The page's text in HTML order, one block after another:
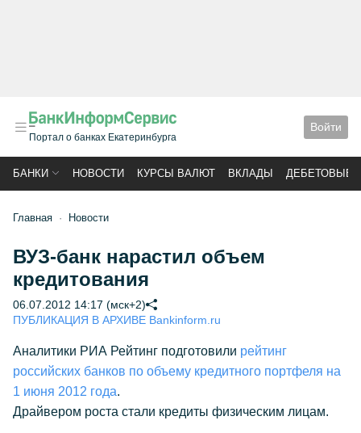
Портал о банках Екатеринбурга
Войти
БАНКИ НОВОСТИ КУРСЫ ВАЛЮТ ВКЛАДЫ ДЕБЕТОВЫЕ
Главная Новости
ВУЗ-банк нарастил объем
кредитования
06.07.2012 14:17 (мск+2)
ПУБЛИКАЦИЯ В АРХИВЕ Bankinform.ru
Аналитики РИА Рейтинг подготовили рейтинг
российских банков по объему кредитного портфеля на
1 июня 2012 года.
Драйвером роста стали кредиты физическим лицам.